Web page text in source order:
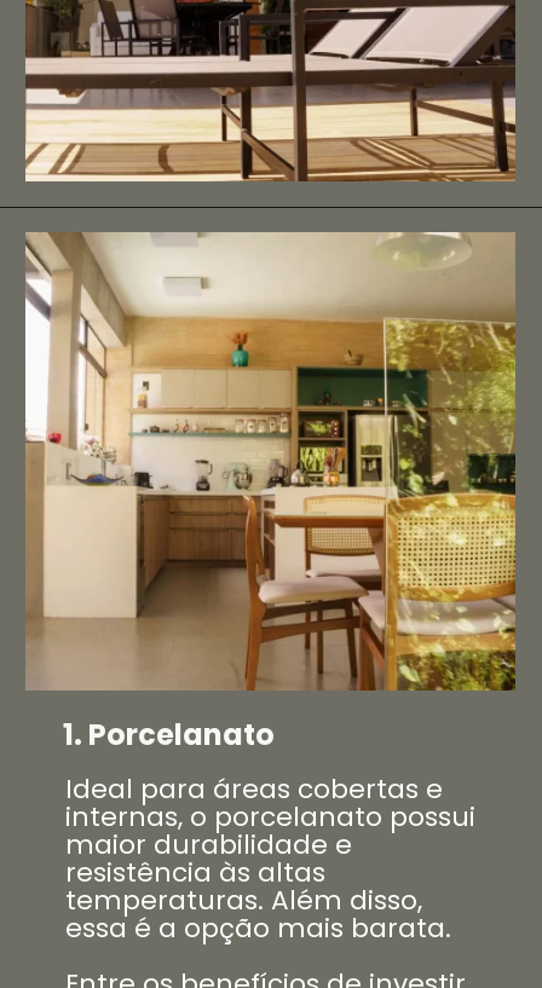
Ideal para áreas cobertas e
internas, o porcelanato possui
maior durabilidade e
resistência às altas
temperaturas. Além disso,
essa é a opção mais barata.
1. Porcelanato